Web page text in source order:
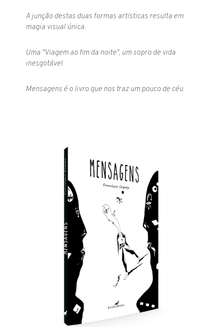
A junção destas duas formas artísticas resulta em
magia visual única.
Uma "Viagem ao fim da noite", um sopro de vida
inesgotável.
Mensagens é o livro que nos traz um pouco de céu.